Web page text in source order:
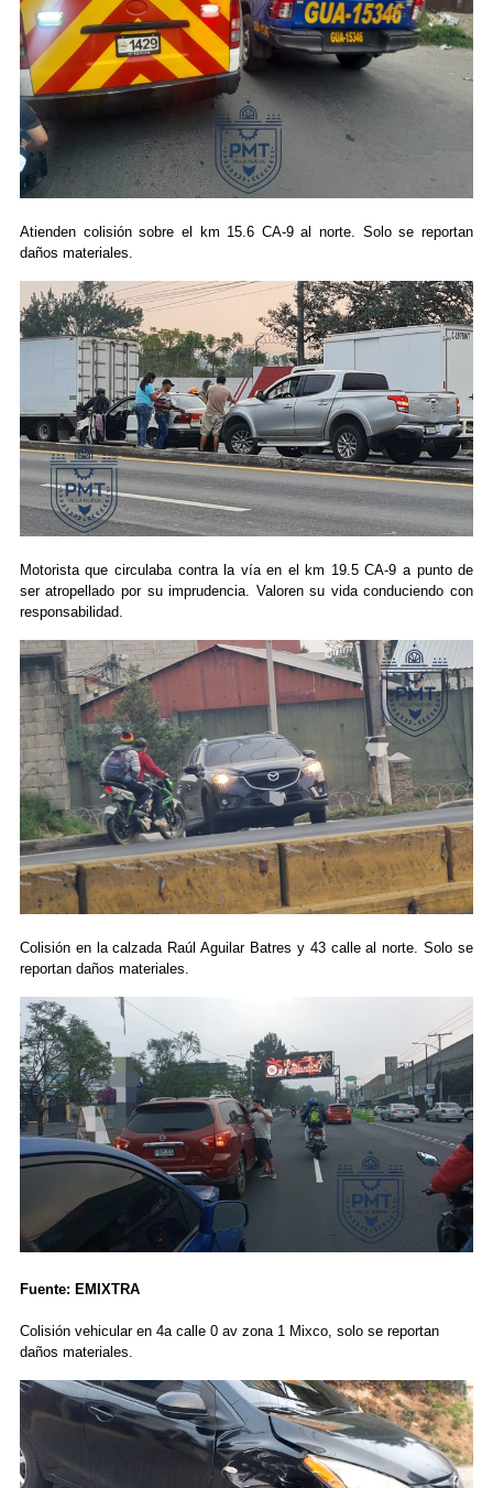
Atienden colisión sobre el km 15.6 CA-9 al norte. Solo se reportan
daños materiales.
Motorista que circulaba contra la vía en el km 19.5 CA-9 a punto de
ser atropellado por su imprudencia. Valoren su vida conduciendo con
responsabilidad.
Colisión en la calzada Raúl Aguilar Batres y 43 calle al norte. Solo se
reportan daños materiales.
Fuente: EMIXTRA
Colisión vehicular en 4a calle 0 av zona 1 Mixco, solo se reportan
daños materiales.